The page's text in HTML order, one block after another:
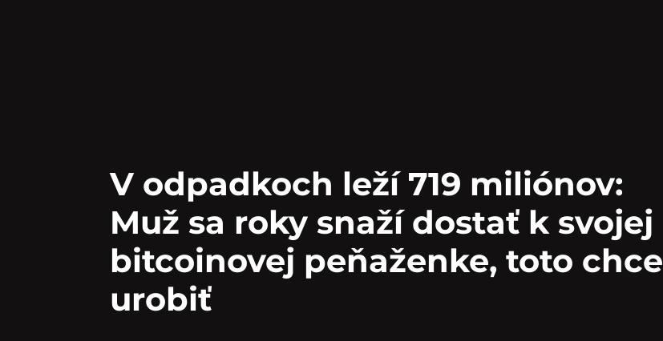
V odpadkoch leží 719 miliónov:
Muž sa roky snaží dostať k svojej
bitcoinovej peňaženke, toto chce
urobiť